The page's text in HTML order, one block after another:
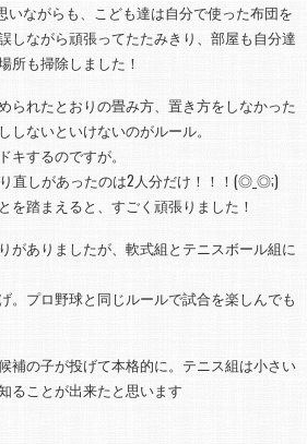
いながらも、こども達は自分で使った布団を
しながら頑張ってたたみきり、部屋も自分達
所も掃除しました！
られたとおりの畳み方、置き方をしなかった
しないといけないのがルール。
キするのですが。
直しがあったのは2人分だけ！！！(◎_◎;)
を踏まえると、すごく頑張りました！
がありましたが、軟式組とテニスボール組に
。プロ野球と同じルールで試合を楽しんでも
補の子が投げて本格的に。テニス組は小さい
ることが出来たと思います